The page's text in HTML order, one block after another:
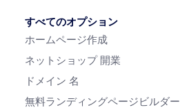
すべてのオプション
ホームページ作成
ネットショップ 開業
ドメイン 名
無料ランディングページビルダー